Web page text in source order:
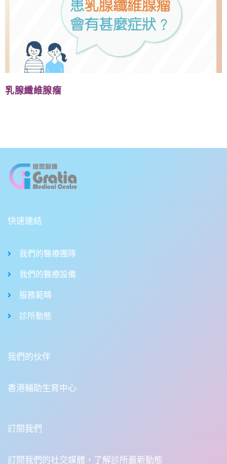
乳腺纖維腺瘤
快速連結
我們的醫療團隊
我們的醫療設備
服務範疇
診所動態
我們的伙伴
香港輔助生育中心
訂閱我們
訂閱我們的社交媒體，了解診所最新動態